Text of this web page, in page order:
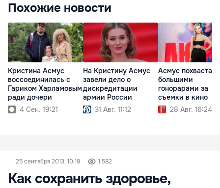
Похожие новости
Кристина Асмус
воссоединилась с
Гариком Харламовым
ради дочери
4 Сен. 19:21
На Кристину Асмус
завели дело о
дискредитации
армии России
31 Авг. 11:12
Асмус
большими
гонорарами за
съемки в кино
28 Авг. 16:24
25 сентября 2013, 10:18 1 582
Как сохранить здоровье,